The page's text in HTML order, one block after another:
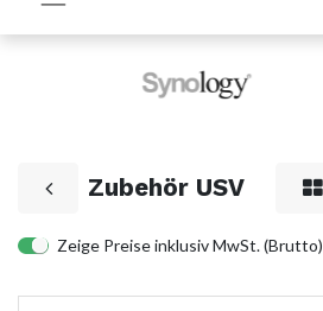
Zubehör USV
Zeige Preise inklusiv MwSt. (Brutto)